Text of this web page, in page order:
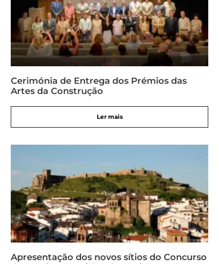
Cerimónia de Entrega dos Prémios das
Artes da Construção
Ler mais
Apresentação dos novos sítios do Concurso